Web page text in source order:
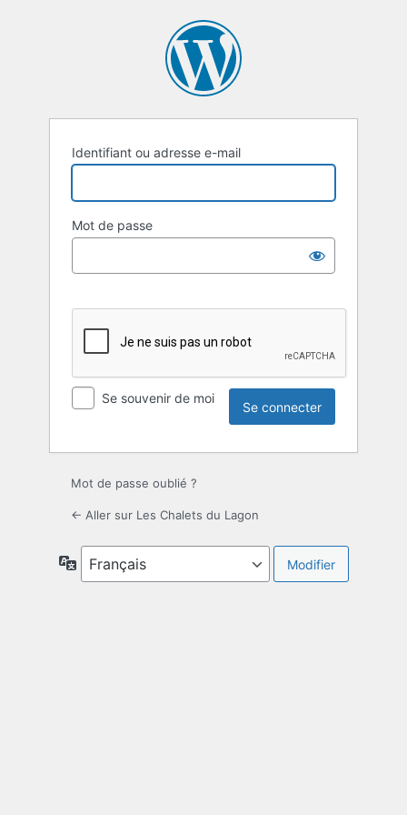
Identifiant ou adresse e-mail
Mot de passe
Se souvenir de moi
Mot de passe oublié ?
← Aller sur Les Chalets du Lagon
Langue